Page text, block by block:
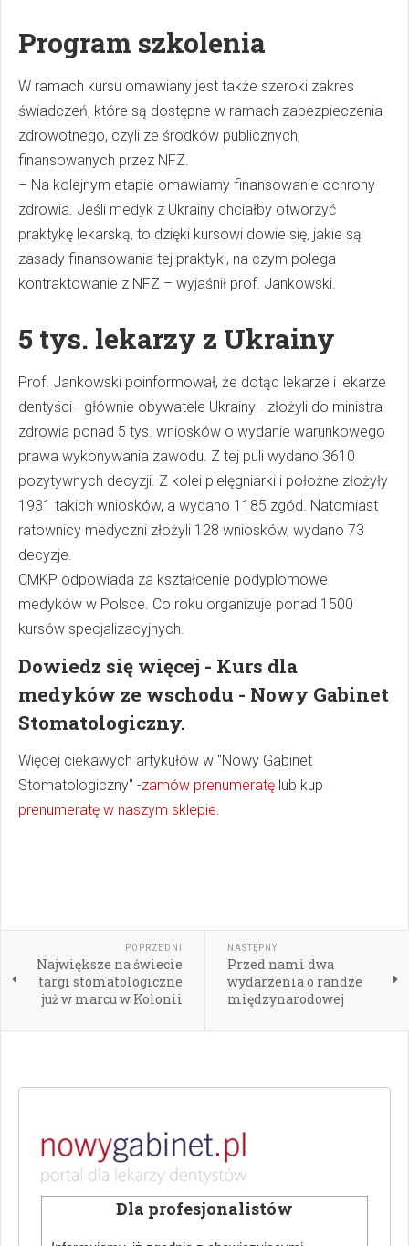
Program szkolenia
W ramach kursu omawiany jest także szeroki zakres
świadczeń, które są dostępne w ramach zabezpieczenia
zdrowotnego, czyli ze środków publicznych,
finansowanych przez NFZ.
– Na kolejnym etapie omawiamy finansowanie ochrony
zdrowia. Jeśli medyk z Ukrainy chciałby otworzyć
praktykę lekarską, to dzięki kursowi dowie się, jakie są
zasady finansowania tej praktyki, na czym polega
kontraktowanie z NFZ – wyjaśnił prof. Jankowski.
5 tys. lekarzy z Ukrainy
Prof. Jankowski poinformował, że dotąd lekarze i lekarze
dentyści - głównie obywatele Ukrainy - złożyli do ministra
zdrowia ponad 5 tys. wniosków o wydanie warunkowego
prawa wykonywania zawodu. Z tej puli wydano 3610
pozytywnych decyzji. Z kolei pielęgniarki i położne złożyły
1931 takich wniosków, a wydano 1185 zgód. Natomiast
ratownicy medyczni złożyli 128 wniosków, wydano 73
decyzje.
CMKP odpowiada za kształcenie podyplomowe
medyków w Polsce. Co roku organizuje ponad 1500
kursów specjalizacyjnych.
Dowiedz się więcej - Kurs dla
medyków ze wschodu - Nowy Gabinet
Stomatologiczny.
Więcej ciekawych artykułów w "Nowy Gabinet
Stomatologiczny" -zamów prenumeratę lub kup
prenumeratę w naszym sklepie.
POPRZEDNI
Największe na świecie
targi stomatologiczne
już w marcu w Kolonii
NASTĘPNY
Przed nami dwa
wydarzenia o randze
międzynarodowej
Dla profesjonalistów